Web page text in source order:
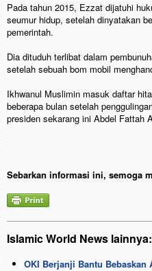
Pada tahun 2015, Ezzat dijatuhi
seumur hidup, setelah dinyatakan
pemerintah.
Dia dituduh terlibat dalam
setelah sebuah bom mobil
Ikhwanul Muslimin masuk daftar
beberapa bulan setelah
presiden sekarang ini Abdel Fattah
Sebarkan informasi ini, semoga
Islamic World News lainnya:
OKI Berjanji Bantu Bebaskan